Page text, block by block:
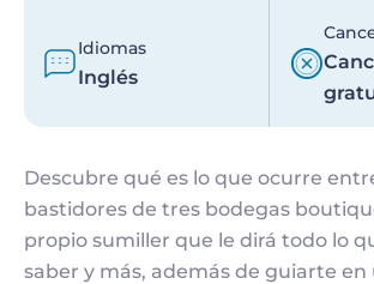
Idiomas
Inglés
Descubre qué es lo que ocurre
bastidores de tres bodegas
propio sumiller que le dirá todo lo
saber y más, además de guiarte en